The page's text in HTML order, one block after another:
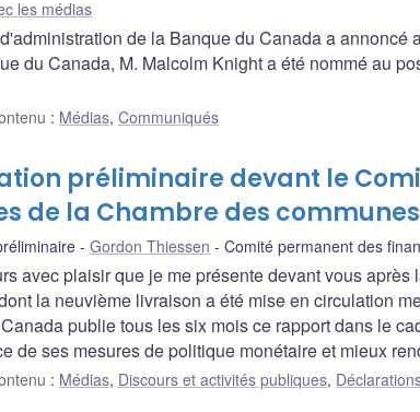
les médias
de la Banque du Canada a annoncé
du Canada, M. Malcolm Knight a été nommé au
: Médias, Communiqués
préliminaire devant le
de la Chambre des communes
Gordon Thiessen Comité permanent des
avec plaisir que je me présente devant vous
la neuvième livraison a été mise en circulation
publie tous les six mois ce rapport dans le
de ses mesures de politique monétaire et mieux
: Médias, Discours et activités publiques,